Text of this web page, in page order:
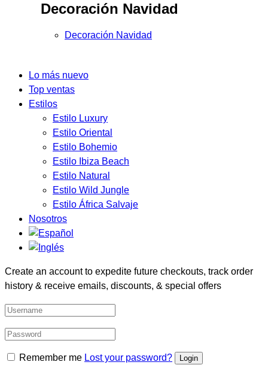
Decoración Navidad
Decoración Navidad
Lo más nuevo
Top ventas
Estilos
Estilo Luxury
Estilo Oriental
Estilo Bohemio
Estilo Ibiza Beach
Estilo Natural
Estilo Wild Jungle
Estilo África Salvaje
Nosotros
Create an account to expedite future checkouts, track order
history & receive emails, discounts, & special offers
Remember me Lost your password?